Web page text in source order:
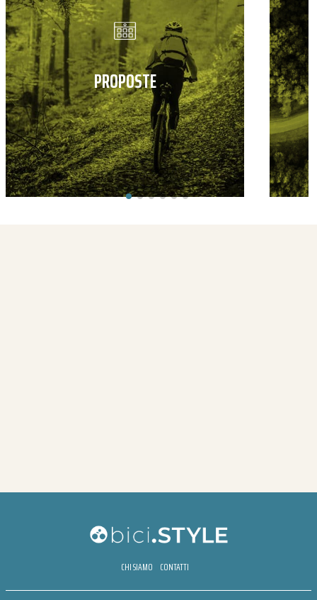
PROPOSTE
CHI SIAMO CONTATTI